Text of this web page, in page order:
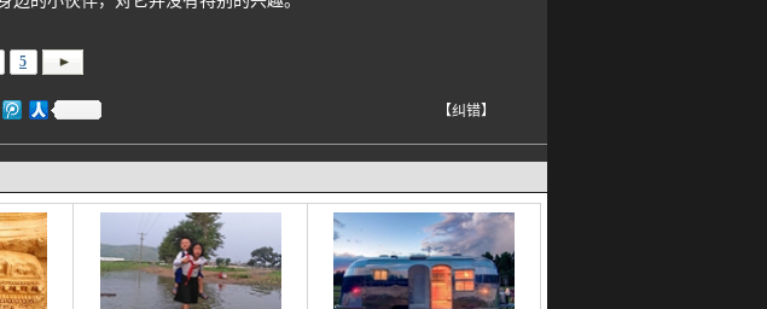
5
【纠错】